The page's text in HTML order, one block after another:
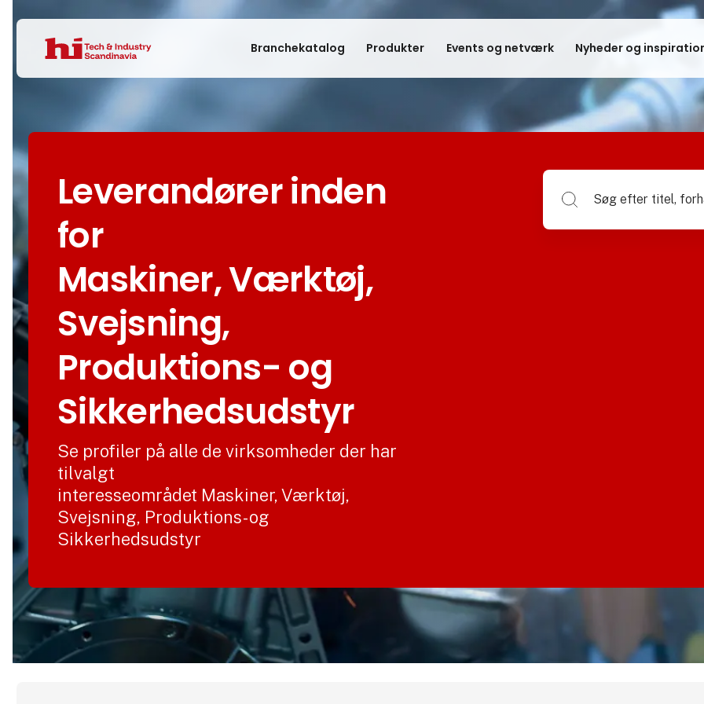
Branchekatalog Produkter Events og netværk Nyheder og
Leverandører inden
for
Maskiner, Værktøj,
Svejsning,
Produktions- og
Sikkerhedsudstyr
Se profiler på alle de virksomheder der har
tilvalgt
interesseområdet Maskiner, Værktøj,
Svejsning, Produktions- og
Sikkerhedsudstyr
Søg efter titel,